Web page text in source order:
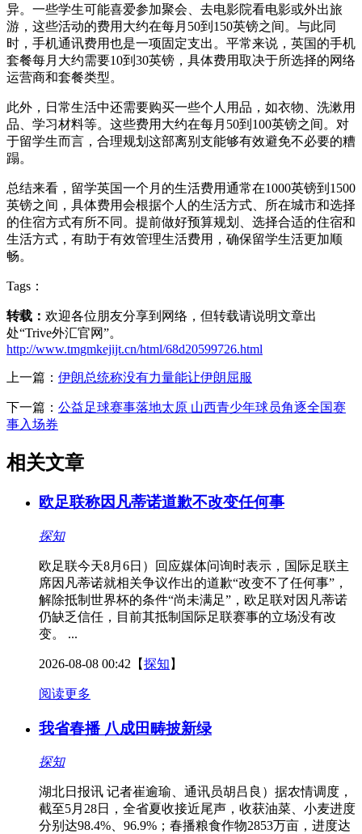
异。一些学生可能喜爱参加聚会、去电影院看电影或外出旅
游，这些活动的费用大约在每月50到150英镑之间。与此同
时，手机通讯费用也是一项固定支出。平常来说，英国的手机
套餐每月大约需要10到30英镑，具体费用取决于所选择的网络
运营商和套餐类型。
此外，日常生活中还需要购买一些个人用品，如衣物、洗漱用
品、学习材料等。这些费用大约在每月50到100英镑之间。对
于留学生而言，合理规划这部离别支能够有效避免不必要的糟
蹋。
总结来看，留学英国一个月的生活费用通常在1000英镑到1500
英镑之间，具体费用会根据个人的生活方式、所在城市和选择
的住宿方式有所不同。提前做好预算规划、选择合适的住宿和
生活方式，有助于有效管理生活费用，确保留学生活更加顺
畅。
Tags：
转载： 欢迎各位朋友分享到网络，但转载请说明文章出
处“Trive外汇官网”。
http://www.tmgmkejijt.cn/html/68d20599726.html
上一篇： 伊朗总统称没有力量能让伊朗屈服
下一篇： 公益足球赛事落地太原 山西青少年球员角逐全国赛
事入场券
相关文章
欧足联称因凡蒂诺道歉不改变任何事
探知
欧足联今天8月6日）回应媒体问询时表示，国际足联主
席因凡蒂诺就相关争议作出的道歉“改变不了任何事”，
解除抵制世界杯的条件“尚未满足”，欧足联对因凡蒂诺
仍缺乏信任，目前其抵制国际足联赛事的立场没有改
变。 ...
2026-08-08 00:42 【探知 】
阅读更多
我省春播 八成田畴披新绿
探知
湖北日报讯 记者崔逾瑜、通讯员胡吕良）据农情调度，
截至5月28日，全省夏收接近尾声，收获油菜、小麦进度
分别达98.4%、96.9%；春播粮食作物2853万亩，进度达